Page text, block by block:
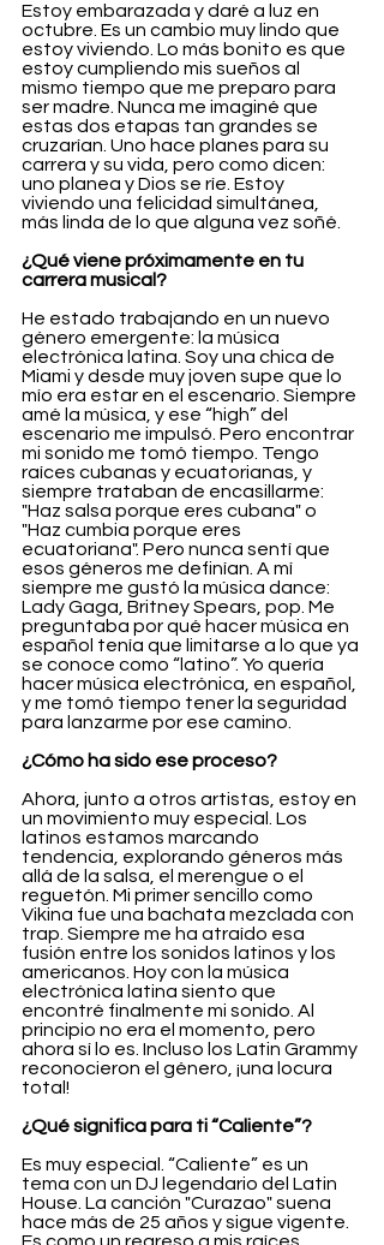
Estoy embarazada y daré a luz en
octubre. Es un cambio muy lindo que
estoy viviendo. Lo más bonito es que
estoy cumpliendo mis sueños al
mismo tiempo que me preparo para
ser madre. Nunca me imaginé que
estas dos etapas tan grandes se
cruzarían. Uno hace planes para su
carrera y su vida, pero como dicen:
uno planea y Dios se ríe. Estoy
viviendo una felicidad simultánea,
más linda de lo que alguna vez soñé.
¿Qué viene próximamente en tu
carrera musical?
He estado trabajando en un nuevo
género emergente: la música
electrónica latina. Soy una chica de
Miami y desde muy joven supe que lo
mío era estar en el escenario. Siempre
amé la música, y ese “high” del
escenario me impulsó. Pero encontrar
mi sonido me tomó tiempo. Tengo
raíces cubanas y ecuatorianas, y
siempre trataban de encasillarme:
"Haz salsa porque eres cubana" o
"Haz cumbia porque eres
ecuatoriana". Pero nunca sentí que
esos géneros me definían. A mí
siempre me gustó la música dance:
Lady Gaga, Britney Spears, pop. Me
preguntaba por qué hacer música en
español tenía que limitarse a lo que ya
se conoce como “latino”. Yo quería
hacer música electrónica, en español,
y me tomó tiempo tener la seguridad
para lanzarme por ese camino.
¿Cómo ha sido ese proceso?
Ahora, junto a otros artistas, estoy en
un movimiento muy especial. Los
latinos estamos marcando
tendencia, explorando géneros más
allá de la salsa, el merengue o el
reguetón. Mi primer sencillo como
Vikina fue una bachata mezclada con
trap. Siempre me ha atraído esa
fusión entre los sonidos latinos y los
americanos. Hoy con la música
electrónica latina siento que
encontré finalmente mi sonido. Al
principio no era el momento, pero
ahora sí lo es. Incluso los Latin Grammy
reconocieron el género, ¡una locura
total!
¿Qué significa para ti “Caliente”?
Es muy especial. “Caliente” es un
tema con un DJ legendario del Latin
House. La canción "Curazao" suena
hace más de 25 años y sigue vigente.